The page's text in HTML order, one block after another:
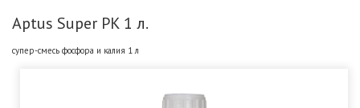
Aptus Super PK 1 л.
супер-смесь фосфора и калия 1 л